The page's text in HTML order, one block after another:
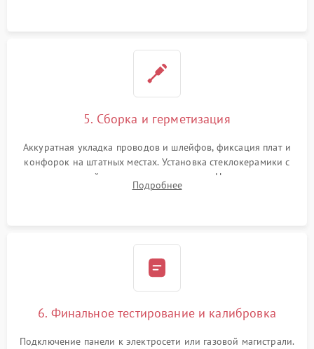
5. Сборка и герметизация
Аккуратная укладка проводов и шлейфов, фиксация плат и
конфорок на штатных местах. Установка стеклокерамики с
проверкой равномерности зазоров. Нанесение
термостойкого герметика или укладка уплотнительной
Подробнее
6. Финальное тестирование и калибровка
Подключение панели к электросети или газовой магистрали.